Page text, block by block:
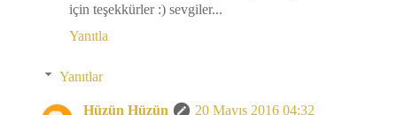
için teşekkürler :) sevgiler...
Yanıtla
Yanıtlar
Hüzün Hüzün
20 Mayıs 2016 04:32